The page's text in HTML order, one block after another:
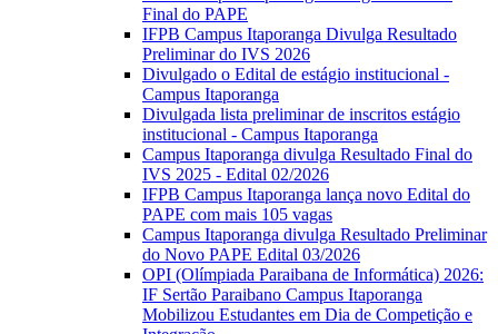
Final do PAPE
IFPB Campus Itaporanga Divulga Resultado
Preliminar do IVS 2026
Divulgado o Edital de estágio institucional -
Campus Itaporanga
Divulgada lista preliminar de inscritos estágio
institucional - Campus Itaporanga
Campus Itaporanga divulga Resultado Final do
IVS 2025 - Edital 02/2026
IFPB Campus Itaporanga lança novo Edital do
PAPE com mais 105 vagas
Campus Itaporanga divulga Resultado Preliminar
do Novo PAPE Edital 03/2026
OPI (Olímpiada Paraibana de Informática) 2026:
IF Sertão Paraibano Campus Itaporanga
Mobilizou Estudantes em Dia de Competição e